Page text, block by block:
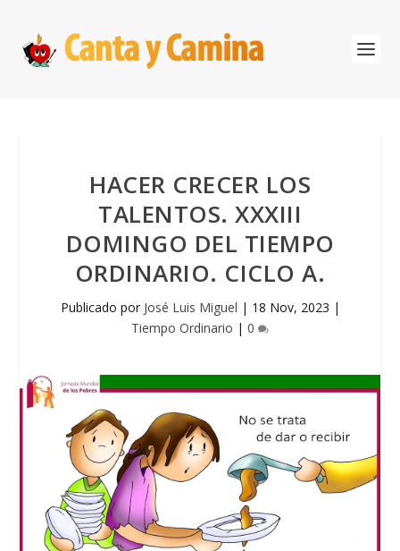
HACER CRECER LOS
TALENTOS. XXXIII
DOMINGO DEL TIEMPO
ORDINARIO. CICLO A.
Publicado por José Luis Miguel | 18 Nov, 2023 |
Tiempo Ordinario | 0